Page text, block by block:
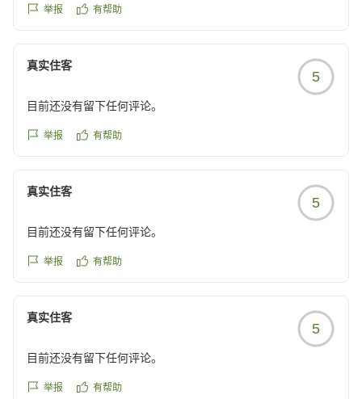
举报 有帮助
真实住客
5
目前还没有留下任何评论。
举报 有帮助
真实住客
5
目前还没有留下任何评论。
举报 有帮助
真实住客
5
目前还没有留下任何评论。
举报 有帮助